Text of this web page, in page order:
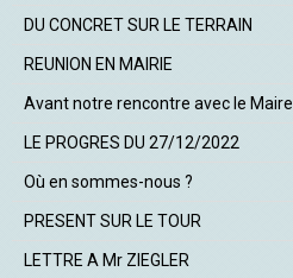
DU CONCRET SUR LE TERRAIN
REUNION EN MAIRIE
Avant notre rencontre avec le Maire
LE PROGRES DU 27/12/2022
Où en sommes-nous ?
PRESENT SUR LE TOUR
LETTRE A Mr ZIEGLER